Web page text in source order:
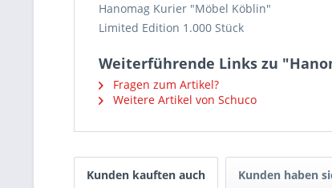
Hanomag Kurier "Möbel Köblin"
Limited Edition 1.000 Stück
Weiterführende Links zu
Fragen zum Artikel?
Weitere Artikel von Schuco
Kunden kauften auch Kunden haben